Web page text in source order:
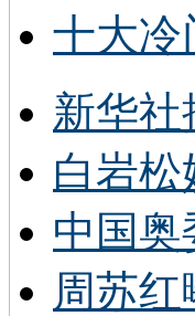
十大冷
新华
白岩
中国
周苏